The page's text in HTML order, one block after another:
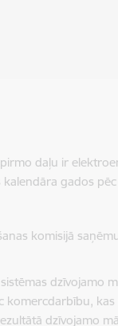
daļu ir
gados
komisijā
dzīvojamo
komercdarbību, kas
dzīvojamo